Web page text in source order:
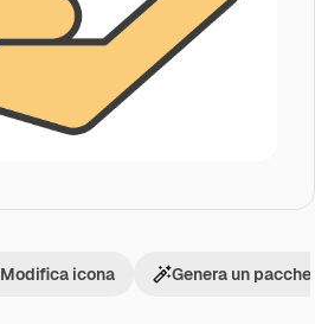
Modifica icona Genera un